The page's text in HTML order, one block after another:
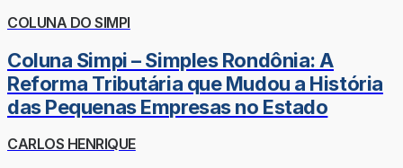
COLUNA DO SIMPI
Coluna Simpi – Simples Rondônia: A
Reforma Tributária que Mudou a História
das Pequenas Empresas no Estado
CARLOS HENRIQUE